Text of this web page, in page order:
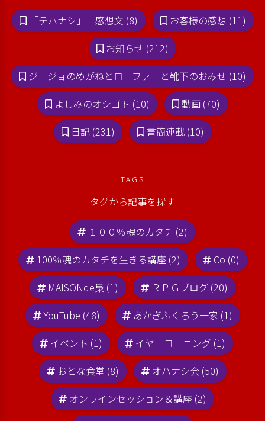
「テハナシ」 感想文 (8)
お客様の感想 (11)
お知らせ (212)
ジージョのめがねとローファーと靴下のおみせ (10)
よしみのオシゴト (10)
動画 (70)
日記 (231)
書簡連載 (10)
TAGS
タグから記事を探す
１００％魂のカタチ (2)
100％魂のカタチを生きる講座 (2)
Co (0)
MAISONde梟 (1)
ＲＰＧブログ (20)
YouTube (48)
あかぎふくろう一家 (1)
イベント (1)
イヤーコーニング (1)
おとな食堂 (8)
オハナシ会 (50)
オンラインセッション＆講座 (2)